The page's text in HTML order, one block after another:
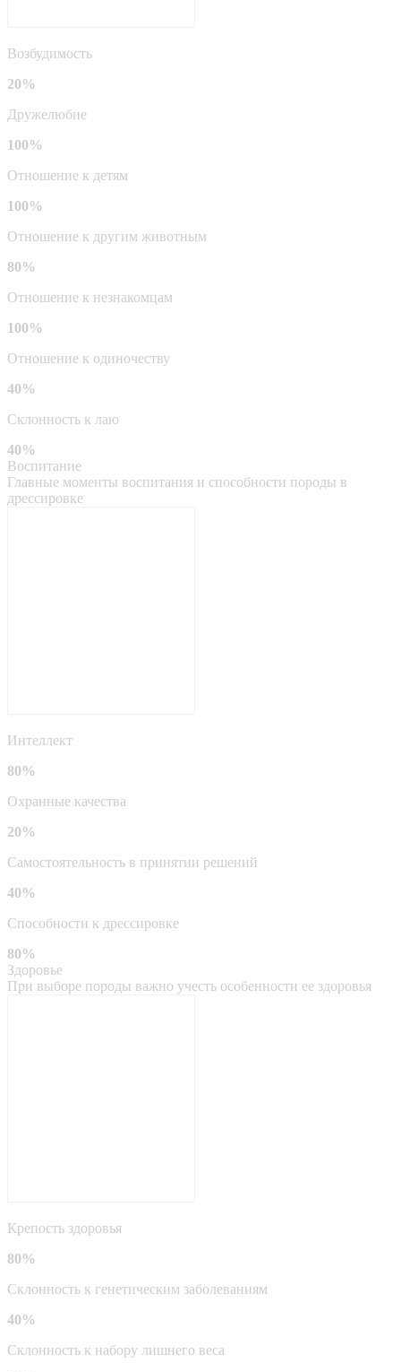
Возбудимость
20%
Дружелюбие
100%
Отношение к детям
100%
Отношение к другим животным
80%
Отношение к незнакомцам
100%
Отношение к одиночеству
40%
Склонность к лаю
40%
Воспитание
Главные моменты воспитания и способности породы в
дрессировке
Интеллект
80%
Охранные качества
20%
Самостоятельность в принятии решений
40%
Способности к дрессировке
80%
Здоровье
При выборе породы важно учесть особенности ее здоровья
Крепость здоровья
80%
Склонность к генетическим заболеваниям
40%
Склонность к набору лишнего веса